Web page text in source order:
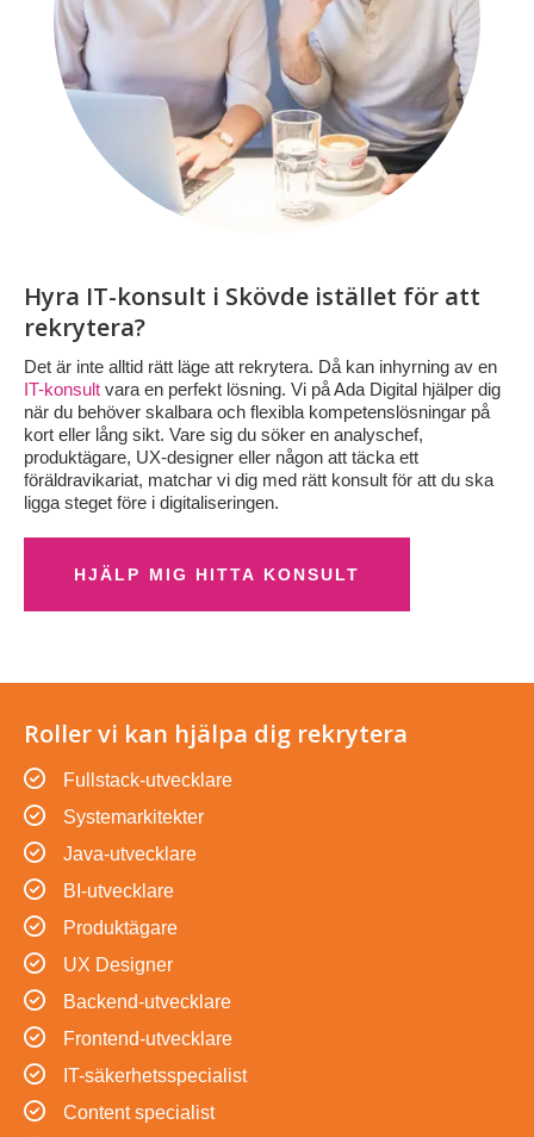
Hyra IT-konsult i Skövde istället för att
rekrytera?
Det är inte alltid rätt läge att rekrytera. Då kan inhyrning av en
IT-konsult vara en perfekt lösning. Vi på Ada Digital hjälper dig
när du behöver skalbara och flexibla kompetenslösningar på
kort eller lång sikt. Vare sig du söker en analyschef,
produktägare, UX-designer eller någon att täcka ett
föräldravikariat, matchar vi dig med rätt konsult för att du ska
ligga steget före i digitaliseringen.
HJÄLP MIG HITTA KONSULT
Roller vi kan hjälpa dig rekrytera
Fullstack-utvecklare
Systemarkitekter
Java-utvecklare
BI-utvecklare
Produktägare
UX Designer
Backend-utvecklare
Frontend-utvecklare
IT-säkerhetsspecialist
Content specialist